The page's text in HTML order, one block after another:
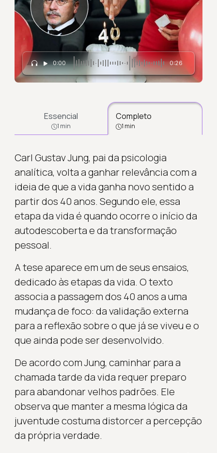
0:00 0:26
Essencial
1 min
Completo
1 min
Carl Gustav Jung, pai da psicologia
analítica, volta a ganhar relevância com a
ideia de que a vida ganha novo sentido a
partir dos 40 anos. Segundo ele, essa
etapa da vida é quando ocorre o início da
autodescoberta e da transformação
pessoal.
A tese aparece em um de seus ensaios,
dedicado às etapas da vida. O texto
associa a passagem dos 40 anos a uma
mudança de foco: da validação externa
para a reflexão sobre o que já se viveu e o
que ainda pode ser desenvolvido.
De acordo com Jung, caminhar para a
chamada tarde da vida requer preparo
para abandonar velhos padrões. Ele
observa que manter a mesma lógica da
juventude costuma distorcer a percepção
da própria verdade.